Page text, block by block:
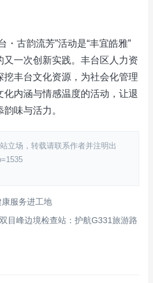
古韵流芳”活动是“丰宜皓雅”
一次创新实践。丰台区人力资
丰台文化资源，为社会化管理
内涵与情感温度的活动，让退
味与活力。
立场，转载请联系作者并注明出
康服务进工地
目峰边境检查站：护航G331旅游路